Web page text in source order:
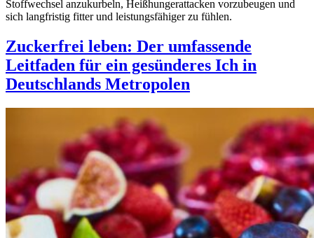
Stoffwechsel anzukurbeln, Heißhungerattacken vorzubeugen und
sich langfristig fitter und leistungsfähiger zu fühlen.
Zuckerfrei leben: Der umfassende
Leitfaden für ein gesünderes Ich in
Deutschlands Metropolen